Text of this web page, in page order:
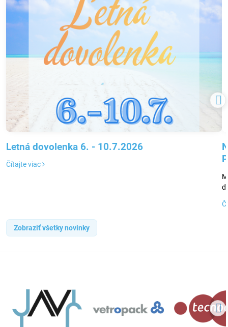
Letná dovolenka 6. - 10.7.2026
Čítajte viac
Zobraziť všetky novinky